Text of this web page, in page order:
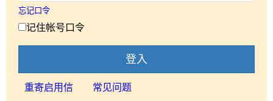
忘记口令
记住帐号口令
登入
重寄启用信 常见问题